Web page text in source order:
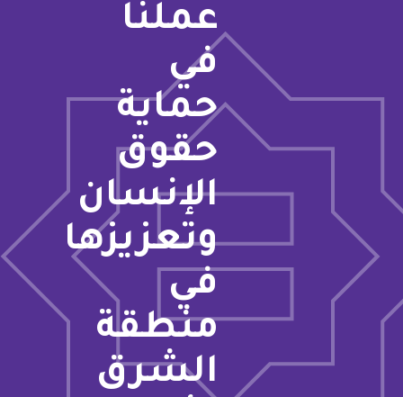
عملنا
في
حماية
حقوق
الإنسان
وتعزيزها
في
منطقة
الشرق